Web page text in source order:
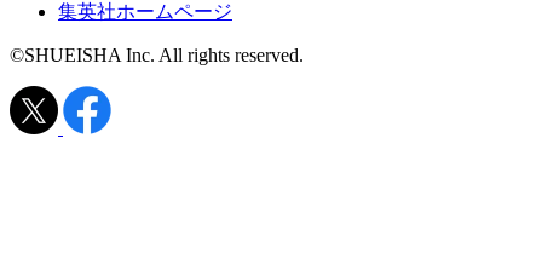
集英社ホームページ
©SHUEISHA Inc. All rights reserved.